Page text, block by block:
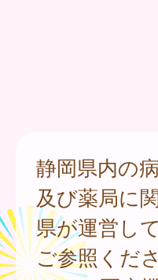
静岡県内の
及び薬局に
県が運営し
ご参照くだ